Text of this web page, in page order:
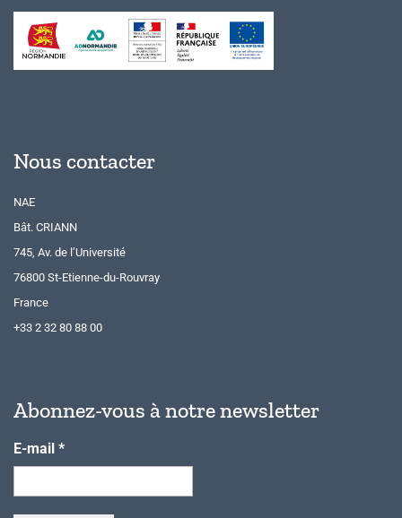
Nous contacter
NAE
Bât. CRIANN
745, Av. de l’Université
76800 St-Etienne-du-Rouvray
France
+33 2 32 80 88 00
Abonnez-vous à notre newsletter
E-mail *